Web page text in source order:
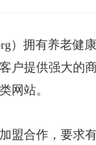
拥有养老健
户提供强大的
网站。
合作，要求